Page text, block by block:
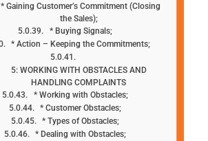
* Gaining Customer’s Commitment (Closing
the Sales);
* Buying Signals;
* Action – Keeping the Commitments;
5: WORKING WITH OBSTACLES AND
HANDLING COMPLAINTS
* Working with Obstacles;
* Customer Obstacles;
* Types of Obstacles;
* Dealing with Obstacles;